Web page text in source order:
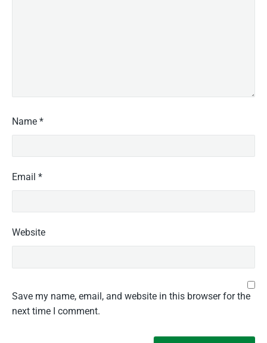
Name *
Email *
Website
Save my name, email, and website in this browser for the
next time I comment.